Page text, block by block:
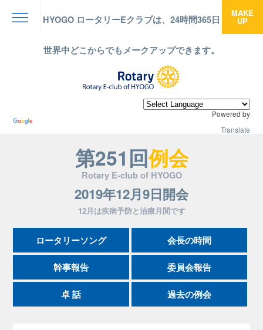
HYOGO ロータリーEクラブは、24時間365日
世界中どこからでもメークアップできます。
MAKE
UP
Powered by
Translate
第251回例会
Rotary E-club of HYOGO
2019年12月9日開会
12月は疾病予防と治療月間です
ロータリーソング 会長の時間
幹事報告 委員会報告
卓 話 過去の例会